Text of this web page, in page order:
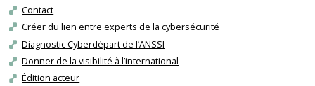
Contact
Créer du lien entre experts de la cybersécurité
Diagnostic Cyberdépart de l’ANSSI
Donner de la visibilité à l’international
Édition acteur